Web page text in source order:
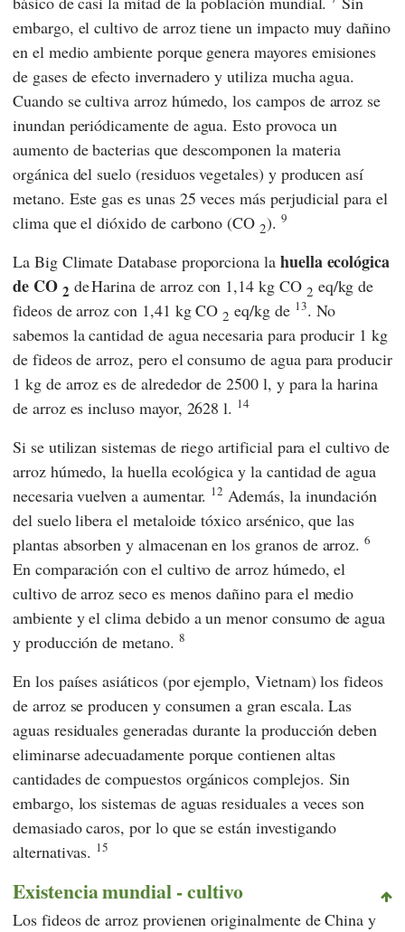
embargo, el cultivo de arroz tiene un impacto muy dañino
en el medio ambiente porque genera mayores emisiones
de gases de efecto invernadero y utiliza mucha agua.
Cuando se cultiva arroz húmedo, los campos de arroz se
inundan periódicamente de agua. Esto provoca un
aumento de bacterias que descomponen la materia
orgánica del suelo (residuos vegetales) y producen así
metano. Este gas es unas 25 veces más perjudicial para el
clima que el dióxido de carbono (CO2). 9
La Big Climate Databaseproporciona la huella ecológica
de CO 2 deHarina de arroz con 1,14 kg CO 2 eq/kg de
fideos de arroz con 1,41 kg CO2 eq/kg de 13. No
sabemos la cantidad de agua necesaria para producir 1 kg
de fideos de arroz, pero el consumo de agua para producir
1 kg de arroz es de alrededor de 2500 l, y para la harina
de arroz es incluso mayor, 2628 l. 14
Si se utilizan sistemas de riego artificial para el cultivo de
arroz húmedo, la huella ecológica y la cantidad de agua
necesaria vuelven a aumentar. 12 Además, la inundación
del suelo libera el metaloide tóxico arsénico, que las
plantas absorben y almacenan en los granos de arroz.6
En comparación con el cultivo de arroz húmedo, el
cultivo de arroz seco es menos dañino para el medio
ambiente y el clima debido a un menor consumo de agua
y producción de metano. 8
En los países asiáticos (por ejemplo, Vietnam) los fideos
de arroz se producen y consumen a gran escala. Las
aguas residuales generadas durante la producción deben
eliminarse adecuadamente porque contienen altas
cantidades de compuestos orgánicos complejos. Sin
embargo, los sistemas de aguas residuales a veces son
demasiado caros, por lo que se están investigando
alternativas. 15
Existencia mundial - cultivo
Los fideos de arroz provienen originalmente de China y